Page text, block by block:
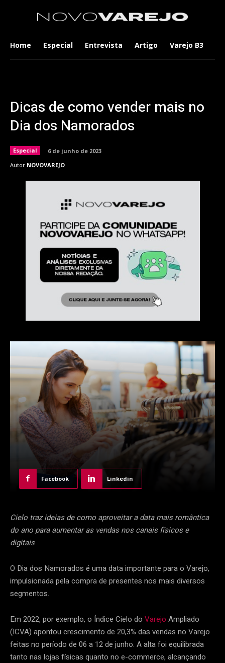
Home Especial Entrevista Artigo Varejo B3
Dicas de como vender mais no
Dia dos Namorados
Especial
6 de junho de 2023
Autor NOVOVAREJO
Facebook Linkedin
Cielo traz ideias de como aproveitar a data mais romântica
do ano para aumentar as vendas nos canais físicos e
digitais
O Dia dos Namorados é uma data importante para o Varejo,
impulsionada pela compra de presentes nos mais diversos
segmentos.
Em 2022, por exemplo, o Índice Cielo do Varejo Ampliado
(ICVA) apontou crescimento de 20,3% das vendas no Varejo
feitas no período de 06 a 12 de junho. A alta foi equilibrada
tanto nas lojas físicas quanto no e-commerce, alcançando